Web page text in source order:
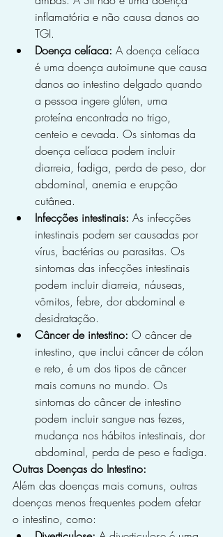
inflamatória e não causa danos ao
TGI.
Doença celíaca: A doença celíaca
é uma doença autoimune que causa
danos ao intestino delgado quando
a pessoa ingere glúten, uma
proteína encontrada no trigo,
centeio e cevada. Os sintomas da
doença celíaca podem incluir
diarreia, fadiga, perda de peso, dor
abdominal, anemia e erupção
cutânea.
Infecções intestinais: As infecções
intestinais podem ser causadas por
vírus, bactérias ou parasitas. Os
sintomas das infecções intestinais
podem incluir diarreia, náuseas,
vômitos, febre, dor abdominal e
desidratação.
Câncer de intestino: O câncer de
intestino, que inclui câncer de cólon
e reto, é um dos tipos de câncer
mais comuns no mundo. Os
sintomas do câncer de intestino
podem incluir sangue nas fezes,
mudança nos hábitos intestinais, dor
abdominal, perda de peso e fadiga.
Outras Doenças do Intestino:
Além das doenças mais comuns, outras
doenças menos frequentes podem afetar
o intestino, como: